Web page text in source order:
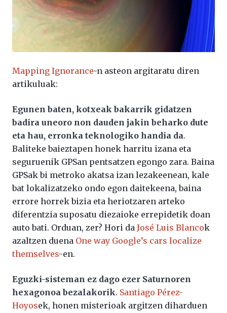
Mapping Ignorance-n asteon argitaratu diren
artikuluak:
Egunen baten, kotxeak bakarrik gidatzen
badira uneoro non dauden jakin beharko dute
eta hau, erronka teknologiko handia da.
Baliteke baieztapen honek harritu izana eta
seguruenik GPSan pentsatzen egongo zara. Baina
GPSak bi metroko akatsa izan lezakeenean, kale
bat lokalizatzeko ondo egon daitekeena, baina
errore horrek bizia eta heriotzaren arteko
diferentzia suposatu diezaioke errepidetik doan
auto bati. Orduan, zer? Hori da José Luis Blancok
azaltzen duena One way Google’s cars localize
themselves-en.
Eguzki-sisteman ez dago ezer Saturnoren
hexagonoa bezalakorik. Santiago Pérez-
Hoyosek, honen misterioak argitzen diharduen